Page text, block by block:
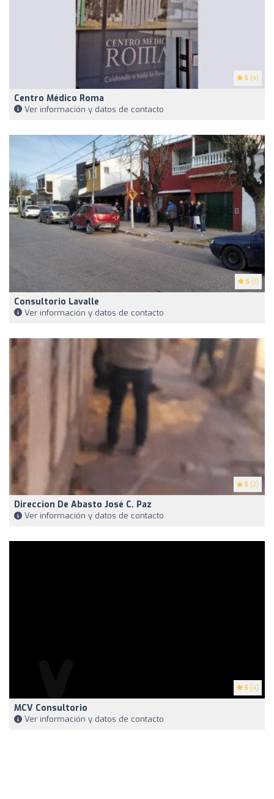
5 (4)
Centro Médico Roma
Ver información y datos de contacto
5 (1)
Consultorio Lavalle
Ver información y datos de contacto
5 (2)
Direccion De Abasto José C. Paz
Ver información y datos de contacto
5 (4)
MCV Consultorio
Ver información y datos de contacto